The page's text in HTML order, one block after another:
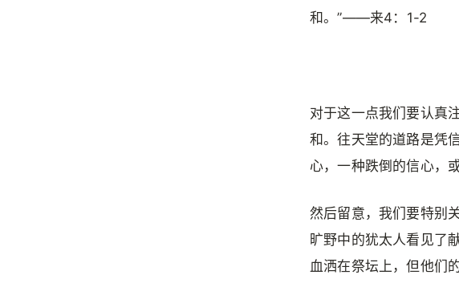
和。”——来4：1-2
对于这一点我们要认真
和。往天堂的道路是凭
心，一种跌倒的信心，
然后留意，我们要特别
旷野中的犹太人看见了
血洒在祭坛上，但他们